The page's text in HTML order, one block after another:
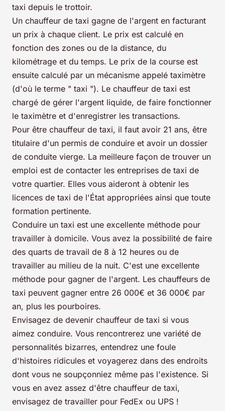
taxi depuis le trottoir.
Un chauffeur de taxi gagne de l'argent en facturant
un prix à chaque client. Le prix est calculé en
fonction des zones ou de la distance, du
kilométrage et du temps. Le prix de la course est
ensuite calculé par un mécanisme appelé taximètre
(d'où le terme " taxi "). Le chauffeur de taxi est
chargé de gérer l'argent liquide, de faire fonctionner
le taximètre et d'enregistrer les transactions.
Pour être chauffeur de taxi, il faut avoir 21 ans, être
titulaire d'un permis de conduire et avoir un dossier
de conduite vierge. La meilleure façon de trouver un
emploi est de contacter les entreprises de taxi de
votre quartier. Elles vous aideront à obtenir les
licences de taxi de l'État appropriées ainsi que toute
formation pertinente.
Conduire un taxi est une excellente méthode pour
travailler à domicile. Vous avez la possibilité de faire
des quarts de travail de 8 à 12 heures ou de
travailler au milieu de la nuit. C'est une excellente
méthode pour gagner de l'argent. Les chauffeurs de
taxi peuvent gagner entre 26 000€ et 36 000€ par
an, plus les pourboires.
Envisagez de devenir chauffeur de taxi si vous
aimez conduire. Vous rencontrerez une variété de
personnalités bizarres, entendrez une foule
d'histoires ridicules et voyagerez dans des endroits
dont vous ne soupçonniez même pas l'existence. Si
vous en avez assez d'être chauffeur de taxi,
envisagez de travailler pour FedEx ou UPS !